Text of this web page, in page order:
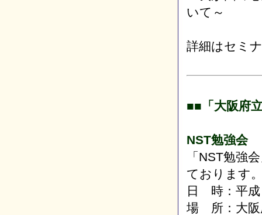
いて～
詳細はセミ
■■「大阪府
NST勉強会
「NST勉強
ております
日 時：平成
場 所：大阪